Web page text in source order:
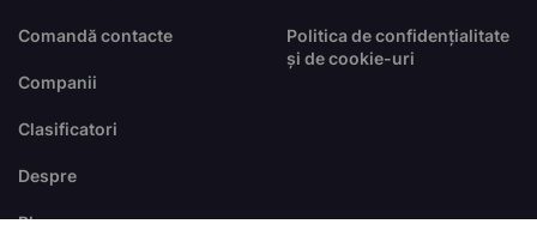
Comandă contacte
Companii
Clasificatori
Despre
Blog
Politica de confidențialitate
și de cookie-uri